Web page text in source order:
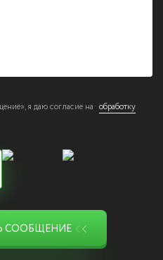
я даю согласие на обработку
СООБЩЕНИЕ